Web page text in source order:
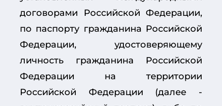
договорами Российской Федерации,
по паспорту гражданина Российской
Федерации, удостоверяющему
личность гражданина Российской
Федерации на территории
Российской Федерации (далее -